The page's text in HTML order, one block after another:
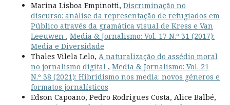
Marina Lisboa Empinotti, Discriminação no
discurso: análise da representação de refugiados em
Público através da gramática visual de Kress e Van
Leeuwen , Media & Jornalismo: Vol. 17 N.º 31 (2017):
Media e Diversidade
Thales Vilela Lelo, A naturalização do assédio moral
no jornalismo digital , Media & Jornalismo: Vol. 21
N.º 38 (2021): Hibridismo nos media: novos géneros e
formatos jornalísticos
Edson Capoano, Pedro Rodrigues Costa, Alice Balbé,